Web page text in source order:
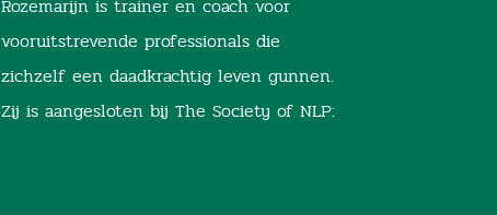
Rozemarijn is trainer en coach voor
vooruitstrevende professionals die
zichzelf een daadkrachtig leven gunnen.
Zij is aangesloten bij The Society of NLP: